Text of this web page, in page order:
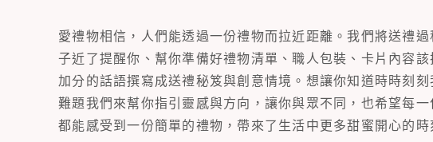
愛禮物相信，人們能透過一份禮物而拉近距離。我們將送禮過
子近了提醒你、幫你準備好禮物清單、職人包裝、卡片內容
加分的話語撰寫成送禮秘笈與創意情境。想讓你知道時時刻
難題我們來幫你指引靈感與方向，讓你與眾不同，也希望每一
都能感受到一份簡單的禮物，帶來了生活中更多甜蜜開心的時